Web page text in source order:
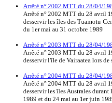
Arrêté n° 2002 MTT du 28/04/
Arrêté n° 2002 MTT du 28 avril
desservir les îles des Tuamotu-
du 1er mai au 31 octobre 1989
Arrêté n° 2003 MTT du 28/04/
Arrêté n° 2003 MTT du 28 avril
desservir l'île de Vairaatea lors
Arrêté n° 2004 MTT du 28/04/
Arrêté n° 2004 MTT du 28 avril
desservir les îles Australes
1989 et du 24 mai au 1er juin